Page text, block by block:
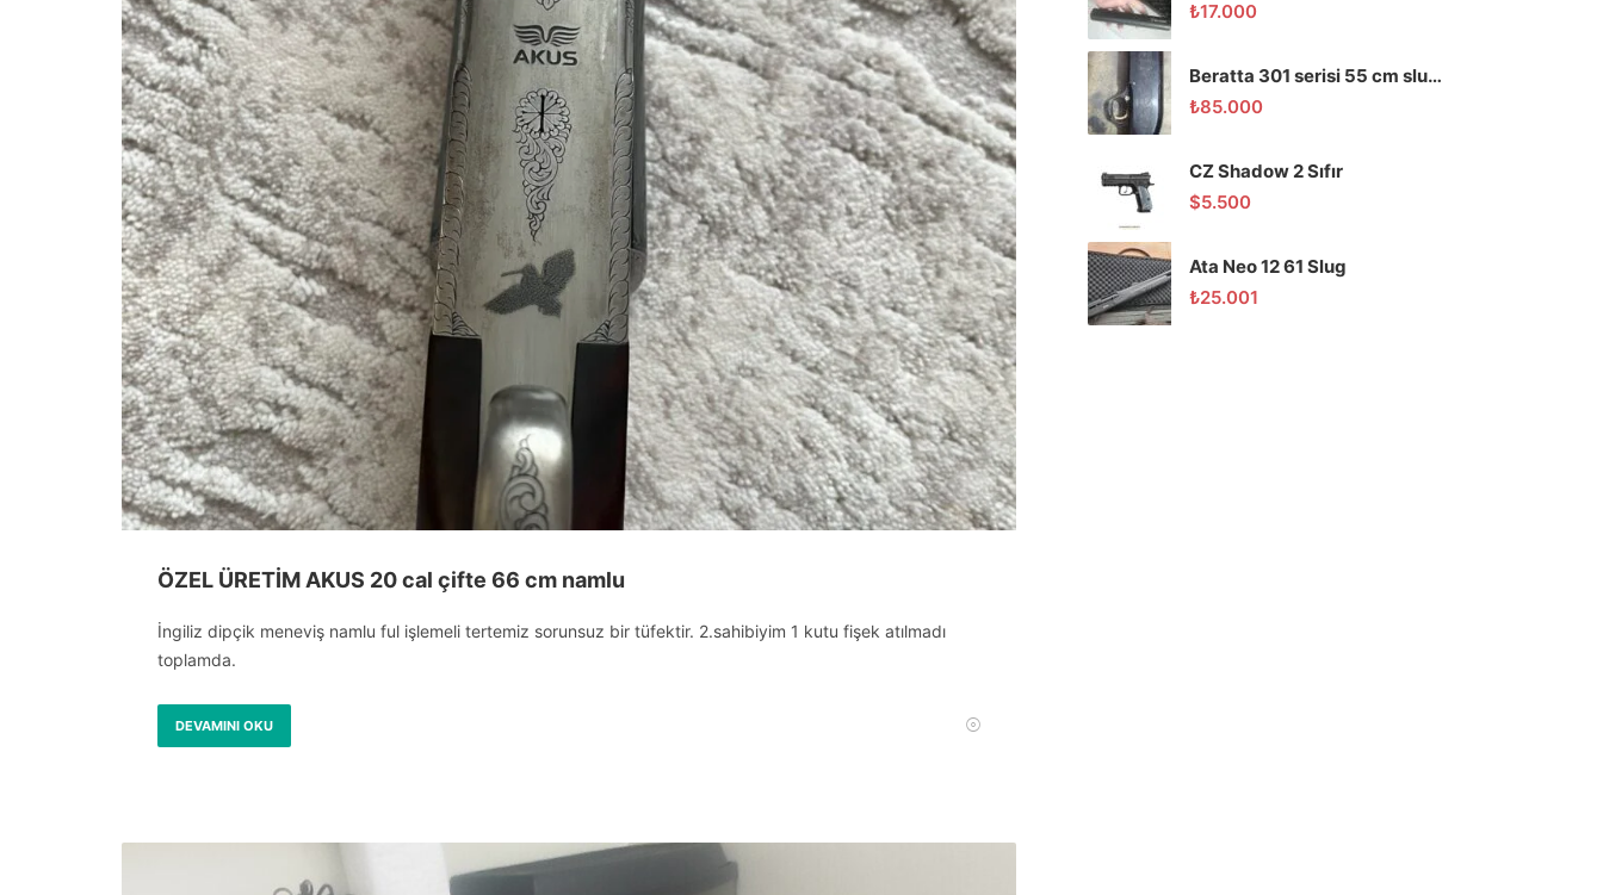
ÖZEL ÜRETİM AKUS 20 cal çifte 66 cm namlu
İngiliz dipçik meneviş namlu ful işlemeli tertemiz sorunsuz bir tüfektir. 2.sahibiyim 1 kutu fişek atılmadı
toplamda.
DEVAMINI OKU
₺17.000
Beratta 301 serisi 55 cm slug domuz tüfeği
₺85.000
CZ Shadow 2 Sıfır
$5.500
Ata Neo 12 61 Slug
₺25.001